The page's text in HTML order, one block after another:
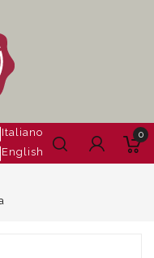
Italiano
English
0